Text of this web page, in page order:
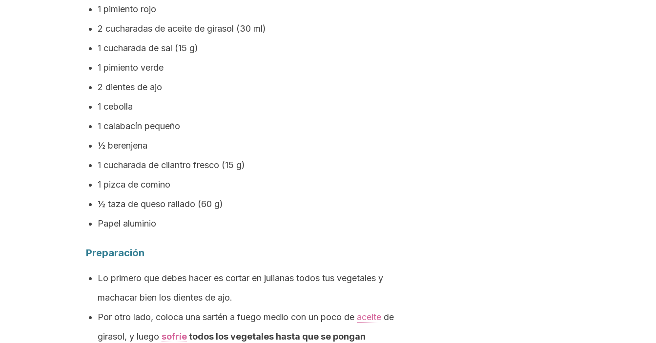
1 pimiento rojo
2 cucharadas de aceite de girasol (30 ml)
1 cucharada de sal (15 g)
1 pimiento verde
2 dientes de ajo
1 cebolla
1 calabacín pequeño
½ berenjena
1 cucharada de cilantro fresco (15 g)
1 pizca de comino
½ taza de queso rallado (60 g)
Papel aluminio
Preparación
Lo primero que debes hacer es cortar en julianas todos tus vegetales y
machacar bien los dientes de ajo.
Por otro lado, coloca una sartén a fuego medio con un poco de aceite de
girasol, y luego sofríetodos los vegetales hasta que se pongan